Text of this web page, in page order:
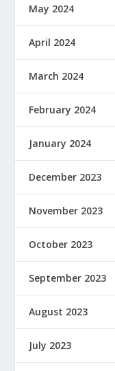
May 2024
April 2024
March 2024
February 2024
January 2024
December 2023
November 2023
October 2023
September 2023
August 2023
July 2023